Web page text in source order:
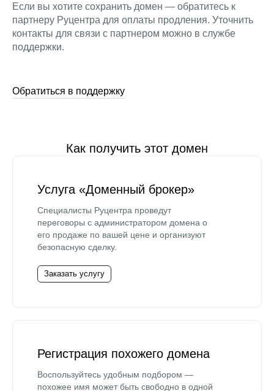
Если вы хотите сохранить домен — обратитесь к
партнеру Руцентра для оплаты продления. Уточнить
контакты для связи с партнером можно в службе
поддержки.
Обратиться в поддержку
Как получить этот домен
Услуга «Доменный брокер»
Специалисты Руцентра проведут
переговоры с администратором домена о
его продаже по вашей цене и организуют
безопасную сделку.
Заказать услугу
Регистрация похожего домена
Воспользуйтесь удобным подбором —
похожее имя может быть свободно в одной